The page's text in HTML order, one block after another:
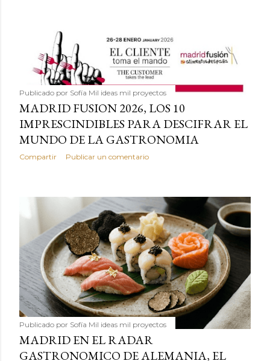
Publicado por Sofía Mil ideas mil proyectos
MADRID FUSION 2026, LOS 10
IMPRESCINDIBLES PARA DESCIFRAR EL
MUNDO DE LA GASTRONOMIA
Compartir Publicar un comentario
Publicado por Sofía Mil ideas mil proyectos
MADRID EN EL RADAR
GASTRONOMICO DE ALEMANIA, EL